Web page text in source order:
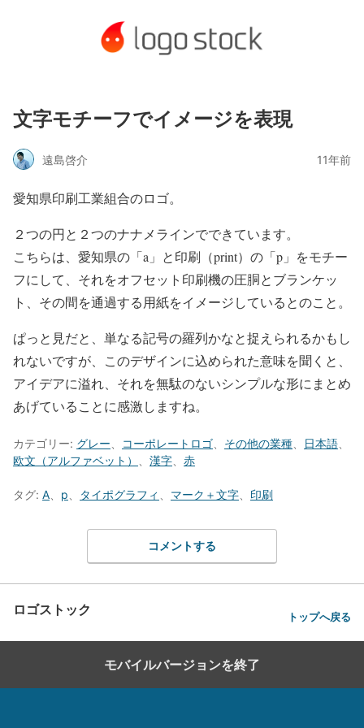
文字モチーフでイメージを表現
遠島啓介 11年前
愛知県印刷工業組合のロゴ。
２つの円と２つのナナメラインでできています。
こちらは、愛知県の「a」と印刷（print）の「p」をモチー
フにして、それをオフセット印刷機の圧胴とブランケッ
ト、その間を通過する用紙をイメージしているとのこと。
ぱっと見だと、単なる記号の羅列かなと捉えられるかもし
れないですが、このデザインに込められた意味を聞くと、
アイデアに溢れ、それを無駄のないシンプルな形にまとめ
あげていることに感激しますね。
カテゴリー: グレー コーポレートロゴ その他の業種 日本語
欧文（アルファベット）
漢字 赤
タグ: A p タイポグラフィ マーク＋文字 印刷
コメントする
ロゴストック トップへ戻る
モバイルバージョンを終了